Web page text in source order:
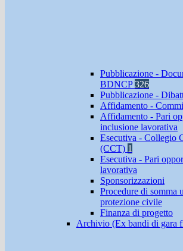
Pubblicazione -
BDNCP326
Pubblicazione -
Affidamento -
Affidamento - Pari
inclusione lavorativa
Esecutiva - Collegio
(CCT) 1
Esecutiva - Pari
lavorativa
Sponsorizzazioni
Procedure di somma
protezione civile
Finanza di progetto
Archivio (Ex bandi di gara